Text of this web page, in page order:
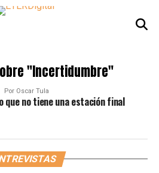
"Incertidumbre"
Por Oscar Tula
que no tiene una estación final